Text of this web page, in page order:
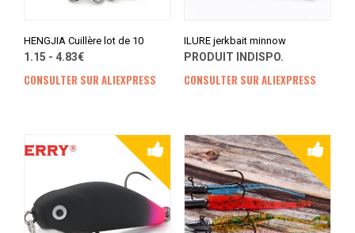
HENGJIA Cuillère lot de 10
1.15 - 4.83€
CONSULTER SUR ALIEXPRESS
ILURE jerkbait minnow
PRODUIT INDISPO.
CONSULTER SUR ALIEXPRESS